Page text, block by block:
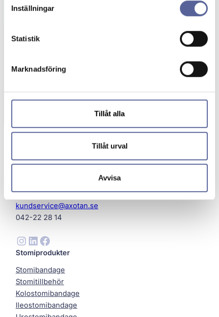
Inställningar
Statistik
Marknadsföring
Tillåt alla
Tillåt urval
Avvisa
kostnadsfritt. Upptäck stomiprodukter
Helsingborg
kundservice@axotan.se
042-22 28 14
Instagram LinkedIn Facebook
Stomiprodukter
Stomibandage
Stomitillbehör
Kolostomibandage
Ileostomibandage